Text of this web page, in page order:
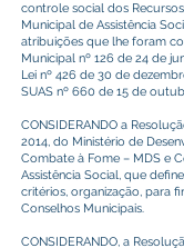
controle social dos
Municipal de Assistência
atribuições que lhe foram
Municipal nº 126 de 24 de
Lei nº 426 de 30 de
SUAS nº 660 de 15 de
CONSIDERANDO a
2014, do Ministério de
Combate à Fome – MDS e
Assistência Social, que
critérios, organização, para
Conselhos Municipais.
CONSIDERANDO, a